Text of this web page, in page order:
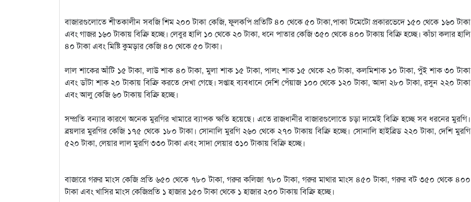
বাজারগুলোতে শীতকালীন সবজি শিম ২০০ টাকা কেজি, ফুলকপি প্রতিটি ৪০ থেকে ৫০ টাকা,পাকা টমেটো প্রকারভেদে ১৫০ থেকে ১৬০ টাকা
এবং গাজর ১৬০ টাকায় বিক্রি হচ্ছে। লেবুর হালি ১০ থেকে ২০ টাকা, ধনে পাতার কেজি ৩৫০ থেকে ৪০০ টাকায় বিক্রি হচ্ছে। কাঁচা কলার হালি
৪০ টাকা এবং মিষ্টি কুমড়ার কেজি ৪০ থেকে ৫০ টাকা।
লাল শাকের আঁটি ১৫ টাকা, লাউ শাক ৪০ টাকা, মুলা শাক ১৫ টাকা, পালং শাক ১৫ থেকে ২০ টাকা, কলমিশাক ১০ টাকা, পুঁই শাক ৩০ টাকা
এবং ডাঁটা শাক ২০ টাকায় বিক্রি করতে দেখা গেছে। সপ্তাহ ব্যবধানে দেশি পেঁয়াজ ১০০ থেকে ১২০ টাকা, আদা ২৮০ টাকা, রসুন ২২০ টাকা
এবং আলু কেজি ৬০ টাকায় বিক্রি হচ্ছে।
সম্প্রতি বন্যার কারণে অনেক মুরগির খামারে ব্যাপক ক্ষতি হয়েছে। এতে রাজধানীর বাজারগুলোতে চড়া দামেই বিক্রি হচ্ছে সব ধরনের মুরগি।
ব্রয়লার মুরগির কেজি ১৭৫ থেকে ১৮০ টাকা। সোনালি মুরগি ২৬০ থেকে ২৭০ টাকায় বিক্রি হচ্ছে। সোনালি হাইব্রিড ২২০ টাকা, দেশি মুরগি
৫২০ টাকা, লেয়ার লাল মুরগি ৩৩০ টাকা এবং সাদা লেয়ার ৩১০ টাকায় বিক্রি হচ্ছে।
বাজারে গরুর মাংস কেজি প্রতি ৬৫০ থেকে ৭৮০ টাকা, গরুর কলিজা ৭৮০ টাকা, গরুর মাথার মাংস ৪৫০ টাকা, গরুর বট ৩৫০ থেকে ৪০০
টাকা এবং খাসির মাংস কেজিপ্রতি ১ হাজার ১৫০ টাকা থেকে ১ হাজার ২০০ টাকায় বিক্রি হচ্ছে।